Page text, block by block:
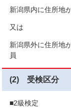
新潟県内に住所地
又は
新潟県外に住所地
員
(2) 受検区分
■2級検定